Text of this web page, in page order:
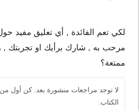
لكي تعم الفائدة , أي تعليق مفيد حول
مرحب به , شارك برأيك او تجربتك ,
ممتعة؟
لا توجد مراجعات منشورة بعد. كن أول
الكتاب.